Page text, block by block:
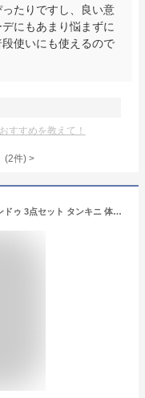
たりですし、良い意
にもあまり悩まずに
使いにも使えるので
すすめを教えて！
(2件) >
水着 レディース ビキニ セパレート バンドゥ 3点セット タンキニ 体型カバー 半袖 7分袖 ラッシュガード ブラトップ セクシー ビーチリゾート 大きいサイズ チュールスカート風 小胸 ストラップ シンプル 可愛い かわいい フリル レース 無地 黒色 白色 盛れる 20代 30代